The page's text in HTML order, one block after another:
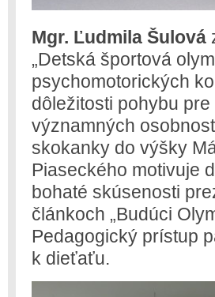
Mgr. Ľudmila Šulová
„Detská športová
psychomotorických
dôležitosti pohybu
významných
skokanky do výšky
Piaseckého motivuje
bohaté skúsenosti
článkoch „Budúci
Pedagogický prístup
k dieťaťu.